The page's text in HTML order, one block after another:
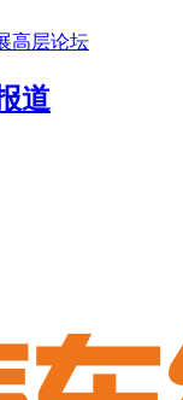
高层论坛
道